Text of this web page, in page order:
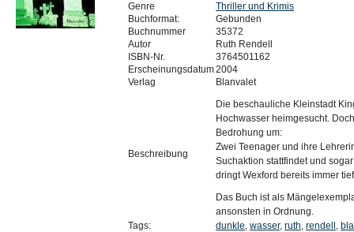
Genre
Thriller und Krimis
Buchformat:
Gebunden
Buchnummer
35372
Autor
Ruth Rendell
ISBN-Nr.
3764501162
Erscheinungsdatum2004
Verlag
Blanvalet
Beschreibung
Die beschauliche Kleinstadt
Hochwasser heimgesucht.
Bedrohung um:
Zwei Teenager und ihre
Suchaktion stattfindet und
dringt Wexford bereits immer
Das Buch ist als
ansonsten in Ordnung.
Tags:
dunkle, wasser, ruth, rendell ,